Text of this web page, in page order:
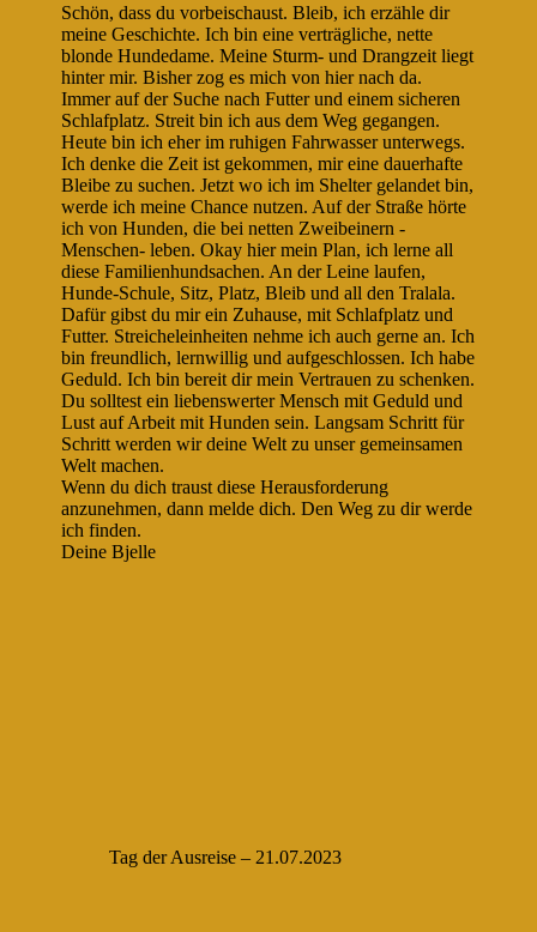
Schön, dass du vorbeischaust. Bleib, ich erzähle dir
meine Geschichte. Ich bin eine verträgliche, nette
blonde Hundedame. Meine Sturm- und Drangzeit liegt
hinter mir. Bisher zog es mich von hier nach da.
Immer auf der Suche nach Futter und einem sicheren
Schlafplatz. Streit bin ich aus dem Weg gegangen.
Heute bin ich eher im ruhigen Fahrwasser unterwegs.
Ich denke die Zeit ist gekommen, mir eine dauerhafte
Bleibe zu suchen. Jetzt wo ich im Shelter gelandet bin,
werde ich meine Chance nutzen. Auf der Straße hörte
ich von Hunden, die bei netten Zweibeinern -
Menschen- leben. Okay hier mein Plan, ich lerne all
diese Familienhundsachen. An der Leine laufen,
Hunde-Schule, Sitz, Platz, Bleib und all den Tralala.
Dafür gibst du mir ein Zuhause, mit Schlafplatz und
Futter. Streicheleinheiten nehme ich auch gerne an. Ich
bin freundlich, lernwillig und aufgeschlossen. Ich habe
Geduld. Ich bin bereit dir mein Vertrauen zu schenken.
Du solltest ein liebenswerter Mensch mit Geduld und
Lust auf Arbeit mit Hunden sein. Langsam Schritt für
Schritt werden wir deine Welt zu unser gemeinsamen
Welt machen.
Wenn du dich traust diese Herausforderung
anzunehmen, dann melde dich. Den Weg zu dir werde
ich finden.
Deine Bjelle
Tag der Ausreise – 21.07.2023